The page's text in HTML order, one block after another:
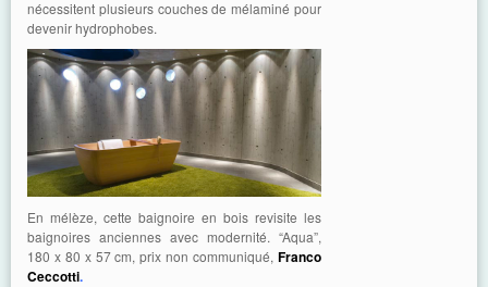
nécessitent plusieurs couches de mélaminé pour
devenir hydrophobes.
En mélèze, cette baignoire en bois revisite les
baignoires anciennes avec modernité. “Aqua”,
180 x 80 x 57 cm, prix non communiqué, Franco
Ceccotti.